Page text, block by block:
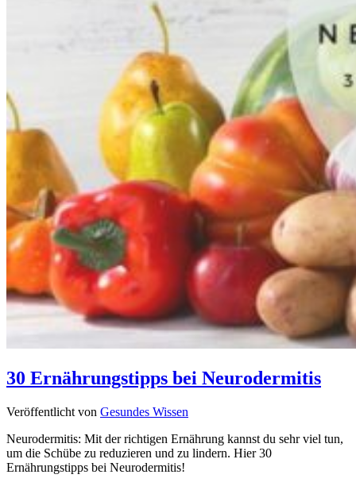
30 Ernährungstipps bei Neurodermitis
Veröffentlicht von Gesundes Wissen
Neurodermitis: Mit der richtigen Ernährung kannst du sehr viel tun,
um die Schübe zu reduzieren und zu lindern. Hier 30
Ernährungstipps bei Neurodermitis!